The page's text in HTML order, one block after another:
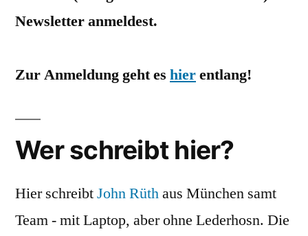
Newsletter anmeldest.
Zur Anmeldung geht es hierentlang!
Wer schreibt hier?
Hier schreibtJohn Rüthaus München samt
Team - mit Laptop, aber ohne Lederhosn. Die